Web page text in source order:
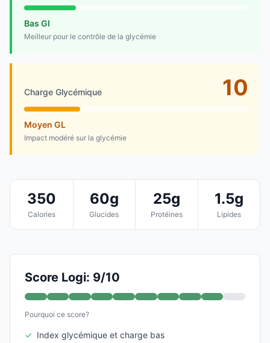
Bas GI
Meilleur pour le contrôle de la glycémie
Charge Glycémique 10
Moyen GL
Impact modéré sur la glycémie
350
Calories
60g
Glucides
25g
Protéines
1.5g
Lipides
Score Logi: 9/10
Pourquoi ce score?
✓ Index glycémique et charge bas